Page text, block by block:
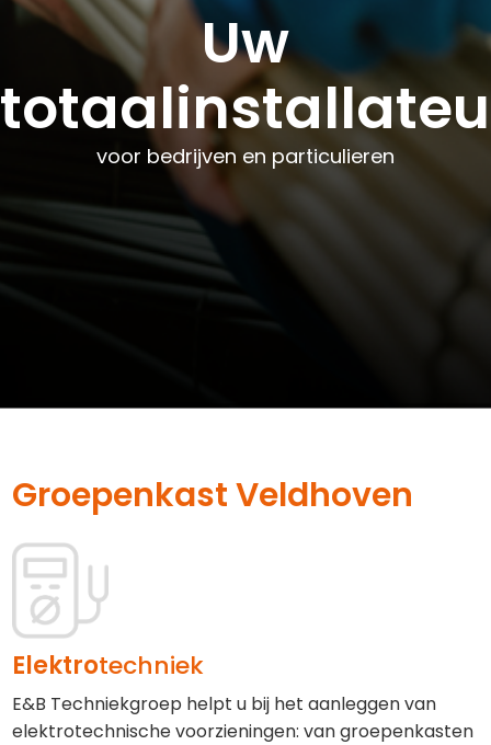
Uw
voor bedrijven en particulieren
Uw
voor bedrijven en particulieren
Uw
voor bedrijven en particulieren
Groepenkast Veldhoven
Elektrotechniek
E&B Techniekgroep helpt u bij het aanleggen van
elektrotechnische voorzieningen: van groepenkasten